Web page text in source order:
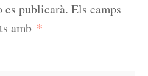
es publicarà. Els camps
amb *